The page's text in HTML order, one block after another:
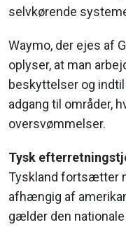
selvkørende
Waymo, der ejes af
oplyser, at man
beskyttelser og
adgang til områder,
oversvømmelser.
Tysk
Tyskland fortsætter
afhængig af
gælder den